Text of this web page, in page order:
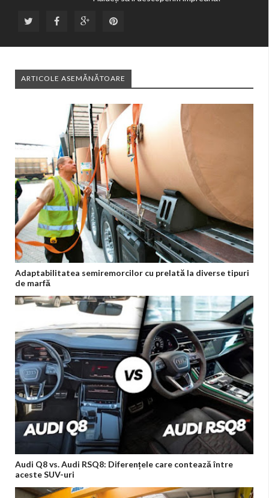
ARTICOLE ASEMĂNĂTOARE
Adaptabilitatea semiremorcilor cu prelată la diverse tipuri
de marfă
Audi Q8 vs. Audi RSQ8: Diferențele care contează între
aceste SUV-uri